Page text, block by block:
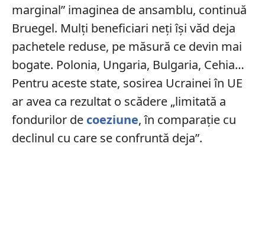
marginal” imaginea de ansamblu, continuă
Bruegel. Mulți beneficiari neți își văd deja
pachetele reduse, pe măsură ce devin mai
bogate. Polonia, Ungaria, Bulgaria, Cehia…
Pentru aceste state, sosirea Ucrainei în UE
ar avea ca rezultat o scădere „limitată a
fondurilor de coeziune, în comparație cu
declinul cu care se confruntă deja”.